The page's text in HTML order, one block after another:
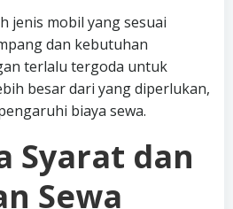
jenis mobil yang sesuai
dan kebutuhan
terlalu tergoda untuk
besar dari yang diperlukan,
biaya sewa.
Syarat dan
Sewa